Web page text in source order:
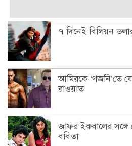
৭ দিনেই বিলিয়ন
আমিরকে ‘গজনি’তে
রাওয়াত
জাফর ইকবালের
ববিতা